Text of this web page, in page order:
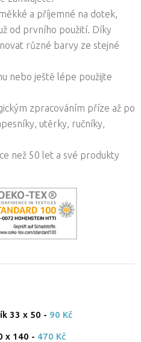
a příjemné na dotek,
od prvního použití. Díky
různé barvy ze stejné
nebo ještě lépe použijte
zpracováním příze až po
utěrky, ručníky,
než 50 let a své produkty
33 x 50 - 90 Kč
x 140 - 470 Kč